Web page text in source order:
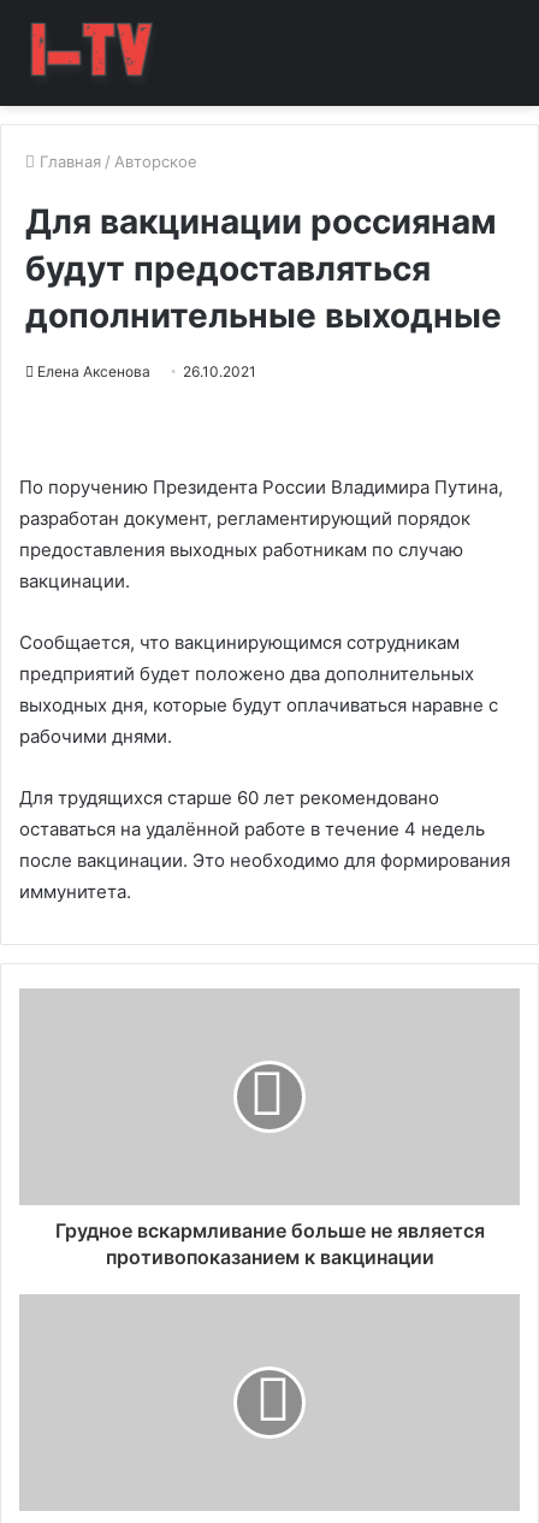
Главная / Авторское
Для вакцинации россиянам
будут предоставляться
дополнительные выходные
Елена Аксенова 26.10.2021
По поручению Президента России Владимира Путина,
разработан документ, регламентирующий порядок
предоставления выходных работникам по случаю
вакцинации.
Сообщается, что вакцинирующимся сотрудникам
предприятий будет положено два дополнительных
выходных дня, которые будут оплачиваться наравне с
рабочими днями.
Для трудящихся старше 60 лет рекомендовано
оставаться на удалённой работе в течение 4 недель
после вакцинации. Это необходимо для формирования
иммунитета.
Грудное вскармливание больше не является
противопоказанием к вакцинации